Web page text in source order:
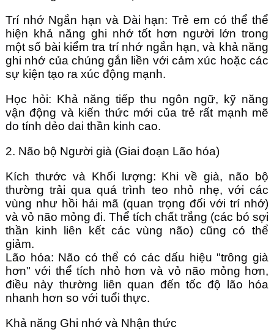
Trí nhớ Ngắn hạn và Dài hạn: Trẻ em có thể thể
hiện khả năng ghi nhớ tốt hơn người lớn trong
một số bài kiểm tra trí nhớ ngắn hạn, và khả năng
ghi nhớ của chúng gắn liền với cảm xúc hoặc các
sự kiện tạo ra xúc động mạnh.
Học hỏi: Khả năng tiếp thu ngôn ngữ, kỹ năng
vận động và kiến thức mới của trẻ rất mạnh mẽ
do tính dẻo dai thần kinh cao.
2. Não bộ Người già (Giai đoạn Lão hóa)
Kích thước và Khối lượng: Khi về già, não bộ
thường trải qua quá trình teo nhỏ nhẹ, với các
vùng như hồi hải mã (quan trọng đối với trí nhớ)
và vỏ não mỏng đi. Thể tích chất trắng (các bó sợi
thần kinh liên kết các vùng não) cũng có thể
giảm.
Lão hóa: Não có thể có các dấu hiệu "trông già
hơn" với thể tích nhỏ hơn và vỏ não mỏng hơn,
điều này thường liên quan đến tốc độ lão hóa
nhanh hơn so với tuổi thực.
Khả năng Ghi nhớ và Nhận thức